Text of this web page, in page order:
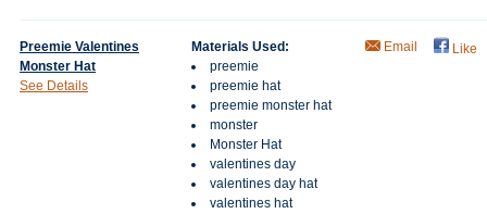
Preemie Valentines
Monster Hat
See Details
Materials Used:
preemie
preemie hat
preemie monster hat
monster
Monster Hat
valentines day
valentines day hat
valentines hat
Email Like